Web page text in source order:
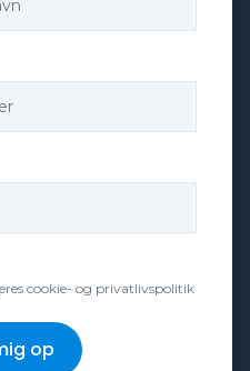
cookie- og privatlivspolitik
op